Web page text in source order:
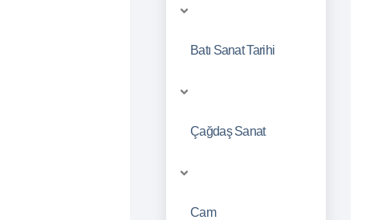
Batı Sanat Tarihi
Çağdaş Sanat
Cam